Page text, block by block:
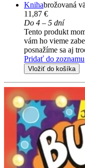
Knihabrožovaná
11,87 €
Do 4 – 5 dní
Tento produkt
vám ho vieme
posnažíme sa aj
Pridať do zoznamu
Vložiť do košíka